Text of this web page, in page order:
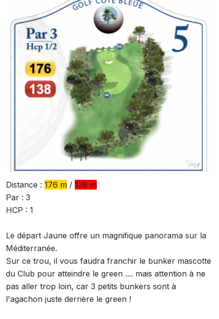
Distance : 176 m / 138 m
Par : 3
HCP : 1
Le départ Jaune offre un magnifique panorama sur la
Méditerranée.
Sur ce trou, il vous faudra franchir le bunker mascotte
du Club pour atteindre le green .... mais attention à ne
pas aller trop loin, car 3 petits bunkers sont à
l'agachon juste derrière le green !